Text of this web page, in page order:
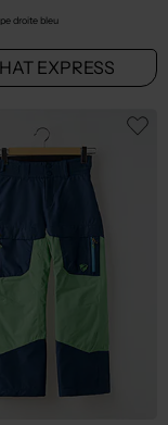
droite bleu
EXPRESS